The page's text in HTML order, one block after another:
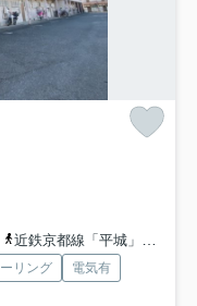
近鉄京都線「平城」駅 徒歩25分
リング
電気有